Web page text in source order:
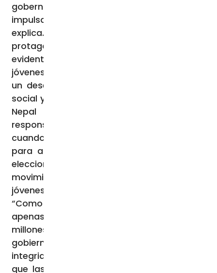
gobernanza y la lucha contra la corrupción,
impulsados por las protestas juveniles”,
explica. El padre Bogati resalta: “El
protagonismo de los jóvenes es hoy
evidente, en contraste con el pasado. Los
jóvenes nepaleses muestran conciencia y
un deseo real de influir en la vida política,
social y económica de la nación. Quieren un
Nepal nuevo y expresan esperanza y
responsabilidad. Esto es positivo, siempre y
cuando elijan la no violencia como camino
para alcanzar sus ideales”. Y añade: “Las
elecciones medirán la fuerza real de los
movimientos emergentes liderados por los
jóvenes”.
“Como católicos en Nepal -una minoría de
apenas 8.000 fieles en un país de 32
millones de habitantes- apoyamos el buen
gobierno y promovemos valores como
integridad, paz y fraternidad. Rezamos para
que las elecciones transcurran de manera